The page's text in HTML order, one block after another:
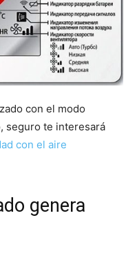
con el modo
seguro te interesará
con el aire
genera